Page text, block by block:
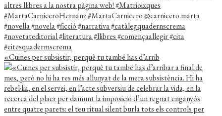
«Cuines per subsistir, perquè tu també has d’arrib